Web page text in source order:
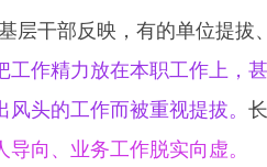
层干部反映，有的单位提拔
工作精力放在本职工作上，
风头的工作而被重视提拔。
导向、业务工作脱实向虚。